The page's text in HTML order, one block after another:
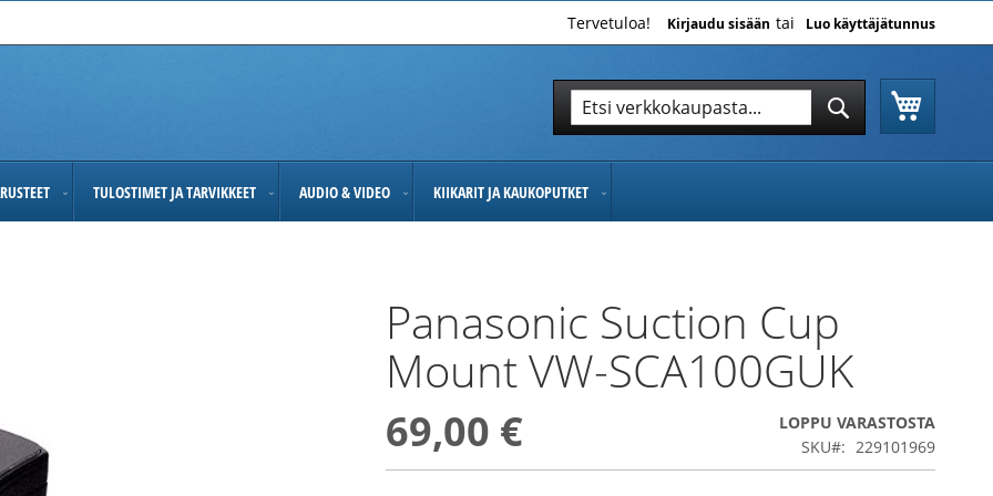
Tervetuloa! Kirjaudu sisään Luo käyttäjätunnus
Hae
TULOSTIMET JA TARVIKKEET AUDIO & VIDEO KIIKARIT JA KAUKOPUTKET
Panasonic Suction Cup
Mount VW-SCA100GUK
69,00 €
LOPPU VARASTOSTA
SKU
229101969